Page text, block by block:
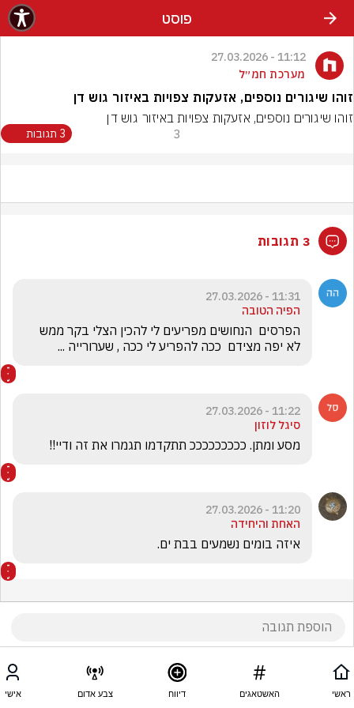
פוסט
11:12 - 27.03.2026
מערכת חמ״ל
זוהו שיגורים נוספים, אזעקות צפויות באיזור גוש דן
זוהו שיגורים נוספים, אזעקות צפויות באיזור גוש דן
3 3 תגובות
3 תגובות
11:31 - 27.03.2026
הפיה הטובה
לא יפה מצידם  ככה להפריע לי ככה , שערורייה ...
11:22 - 27.03.2026
סיגל לוזון
מסע ומתן. כככככככככ תתקדמו תגמרו את זה ודיי!!
11:20 - 27.03.2026
האחת והיחידה
איזה בומים נשמעים בבת ים.
ראשי האשטאגים דיווח צבע אדום אישי